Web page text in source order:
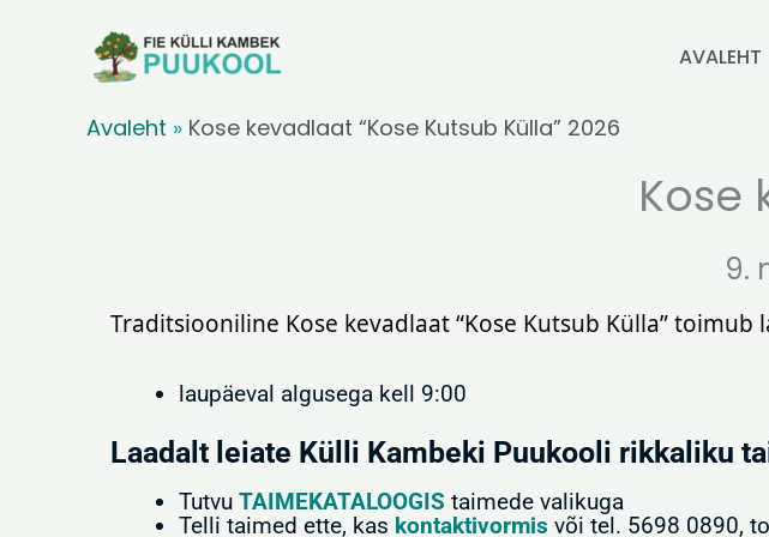
AVALEHT
Avaleht » Kose kevadlaat “Kose Kutsub Külla” 2026
Kose
9.
Traditsiooniline Kose kevadlaat “Kose Kutsub Külla”
laupäeval algusega kell 9:00
Laadalt leiate Külli Kambeki Puukooli rikkaliku
Tutvu TAIMEKATALOOGIS taimede valikuga
Telli taimed ette, kas kontaktivormis või tel. 5698 0890,